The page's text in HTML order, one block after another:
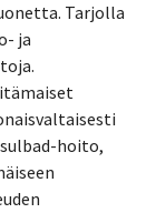
Tarjolla
ja
hoito,